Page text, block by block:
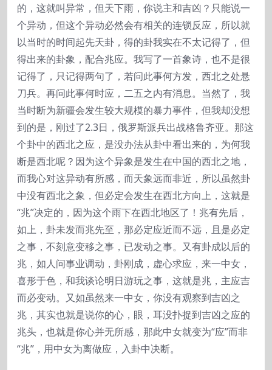
的，这就叫异常，但天下雨，你说主和吉凶？只能说一
个异动，但这个异动必然会有相关的连锁反应，所以就
以当时的时间起先天卦，得的卦我实在不太记得了，但
得出来的卦象，配合兆应。我写了一首象诗，也不是很
记得了，只记得两句了，若问此事何方发，西北之处悬
刀兵。再问此事何时应，二五之内有消息。当然了，我
当时断为新疆会发生较大规模的暴力事件，但我却没想
到的是，刚过了2.3日，俄罗斯派兵出战格鲁齐亚。那这
个卦中的西北之应，是没办法从卦中看出来的，为何我
断是西北呢？因为这个异象是发生在中国的西北之地，
而我心对这异动有所感，而天象远而非近，所以虽然卦
中没有西北之象，但必定会发生在西北方向上，这就是
“兆”决定的，因为这个雨下在西北地区了！兆有先后，
如上，卦未发而兆先至，那必定应近而不远，且是必定
之事，不刻意变移之事，已发动之事。又有卦成以后的
兆，如人问事业调动，卦刚成，虚心求应，来一中女，
喜形于色，和我谈论明日游玩之事，这就是兆，主应吉
而必变动。又如虽然来一中女，你没有观察到吉凶之
兆，其实也就是说你的心，眼，耳没扑捉到吉凶之应的
兆头，也就是你心并无所感，那此中女就变为“应”而非
“兆”，用中女为离做应，入卦中决断。